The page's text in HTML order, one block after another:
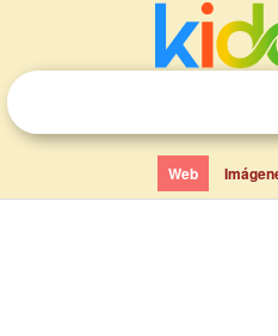
Web